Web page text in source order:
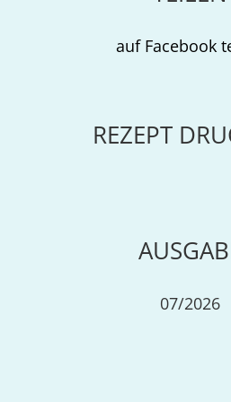
auf Facebook
REZEPT
07/2026